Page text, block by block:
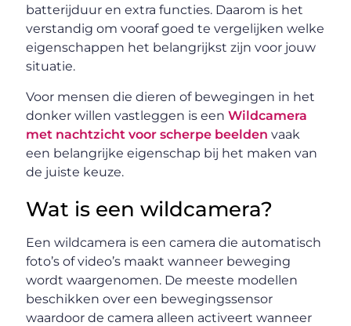
batterijduur en extra functies. Daarom is het
verstandig om vooraf goed te vergelijken welke
eigenschappen het belangrijkst zijn voor jouw
situatie.
Voor mensen die dieren of bewegingen in het
donker willen vastleggen is eenWildcamera
met nachtzicht voor scherpe beelden vaak
een belangrijke eigenschap bij het maken van
de juiste keuze.
Wat is een wildcamera?
Een wildcamera is een camera die automatisch
foto’s of video’s maakt wanneer beweging
wordt waargenomen. De meeste modellen
beschikken over een bewegingssensor
waardoor de camera alleen activeert wanneer